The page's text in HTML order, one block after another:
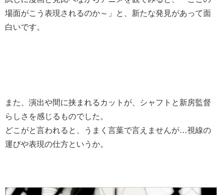
場面がこう表現されるのか～」と、新たな発見があって面
白いです。
また、演出や間に挟まれるカットが、シャフトと新房監督
らしさを感じるものでした。
どこがと言われると、うまく言葉で言えませんが…視線の
運びや表現の仕方というか。